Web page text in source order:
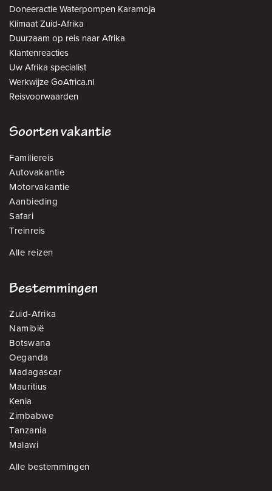
Doneeractie Waterpompen Karamoja
Klimaat Zuid-Afrika
Duurzaam op reis naar Afrika
Klantenreacties
Uw Afrika specialist
Werkwijze GoAfrica.nl
Reisvoorwaarden
Soorten vakantie
Familiereis
Autovakantie
Motorvakantie
Aanbieding
Safari
Treinreis
Alle reizen
Bestemmingen
Zuid-Afrika
Namibië
Botswana
Oeganda
Madagascar
Mauritius
Kenia
Zimbabwe
Tanzania
Malawi
Alle bestemmingen